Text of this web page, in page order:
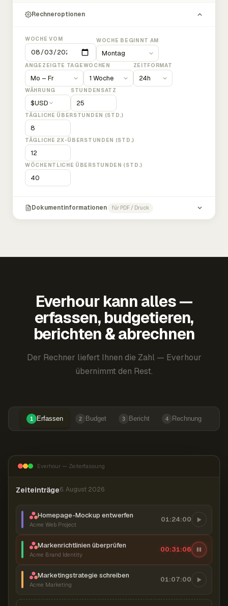
Rechneroptionen
WOCHE VOM WOCHE BEGINNT AM
ANGEZEIGTE TAGEWOCHEN ZEITFORMAT
WÄHRUNG
$USD
STUNDENSATZ
TÄGLICHE ÜBERSTUNDEN (STD.)
TÄGLICHE 2X-ÜBERSTUNDEN (STD.)
WÖCHENTLICHE ÜBERSTUNDEN (STD.)
Dokumentinformationen für PDF / Druck
Everhour kann alles —
erfassen, budgetieren,
berichten & abrechnen
Der Rechner liefert Ihnen die Zahl — Everhour
übernimmt den Rest.
1 Erfassen 2 Budget 3 Bericht 4 Rechnung
Everhour — Zeiterfassung
Zeiteinträge6. August 2026
Homepage-Mockup entwerfen
Acme Web Project
01:24:00
Markenrichtlinien überprüfen
Acme Brand Identity
00:31:06
Marketingstrategie schreiben
Acme Marketing
01:07:00